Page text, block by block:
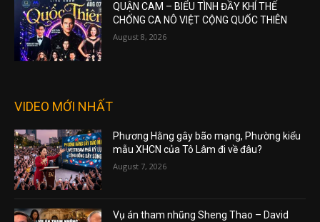
QUẬN CAM – BIỂU TÌNH ĐẦY KHÍ THẾ
CHỐNG CA NÔ VIỆT CỘNG QUỐC THIÊN
August 8, 2026
VIDEO MỚI NHẤT
Phương Hằng gây bão mạng, Phường kiểu
mẫu XHCN của Tô Lâm đi về đâu?
August 7, 2026
Vụ án tham nhũng Sheng Thao – David